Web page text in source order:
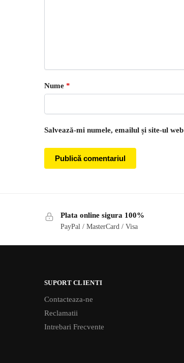
Nume *
Salvează-mi numele, emailul și site-ul
Plata online sigura 100%
PayPal / MasterCard / Visa
SUPORT CLIENTI
Contacteaza-ne
Reclamatii
Intrebari Frecvente